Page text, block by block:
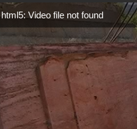
html5: Video file not found